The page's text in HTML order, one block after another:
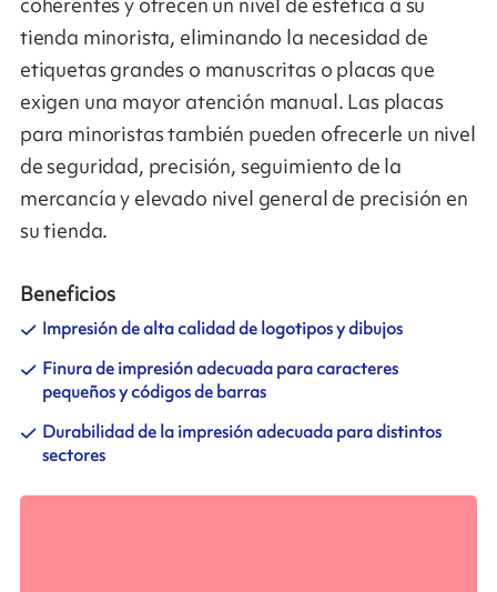
coherentes y ofrecen un nivel de estética a su
tienda minorista, eliminando la necesidad de
etiquetas grandes o manuscritas o placas que
exigen una mayor atención manual. Las placas
para minoristas también pueden ofrecerle un nivel
de seguridad, precisión, seguimiento de la
mercancía y elevado nivel general de precisión en
su tienda.
Beneficios
Impresión de alta calidad de logotipos y dibujos
Finura de impresión adecuada para caracteres
pequeños y códigos de barras
Durabilidad de la impresión adecuada para distintos
sectores